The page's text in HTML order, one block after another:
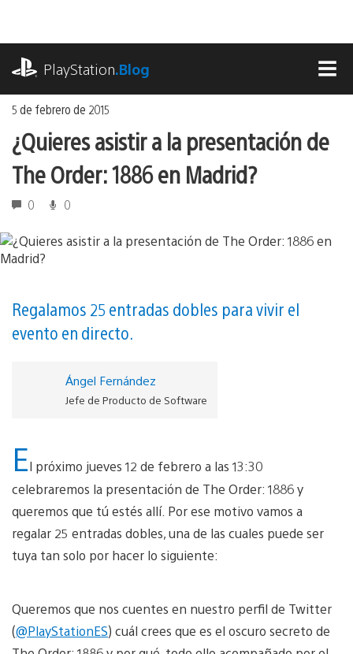
contenido
PlayStation.Blog
5 de febrero de 2015
¿Quieres asistir a la presentación de
The Order: 1886 en Madrid?
0 0
Regalamos 25 entradas dobles para vivir el
evento en directo.
Ángel Fernández
Jefe de Producto de Software
El próximo jueves 12 de febrero a las 13:30
celebraremos la presentación de The Order: 1886 y
queremos que tú estés allí. Por ese motivo vamos a
regalar 25 entradas dobles, una de las cuales puede ser
tuya tan solo por hacer lo siguiente:
Queremos que nos cuentes en nuestro perfil de Twitter
(@PlayStationES) cuál crees que es el oscuro secreto de